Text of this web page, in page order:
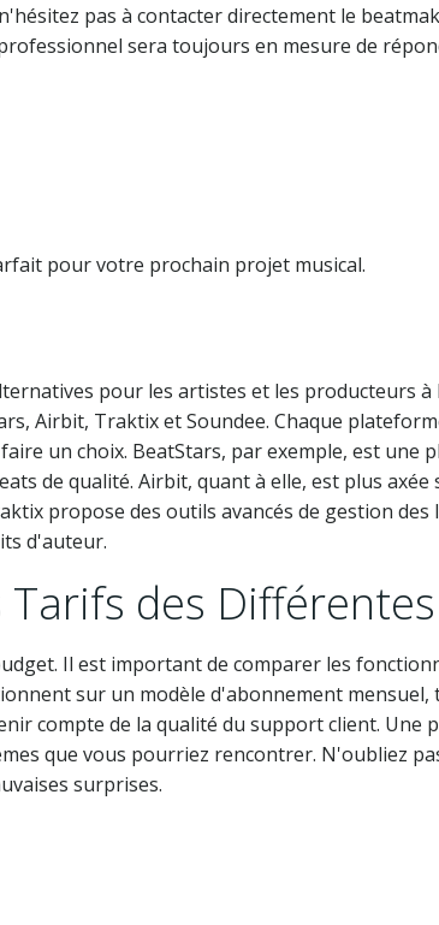
pas à contacter directement le
sera toujours en mesure de
pour votre prochain projet musical.
pour les artistes et les producteurs à
Airbit, Traktix et Soundee. Chaque
un choix. BeatStars, par exemple, est une
de qualité. Airbit, quant à elle, est plus
propose des outils avancés de gestion des
d'auteur.
des
Il est important de comparer les
sur un modèle d'abonnement mensuel,
compte de la qualité du support client. Une
que vous pourriez rencontrer. N'oubliez
surprises.